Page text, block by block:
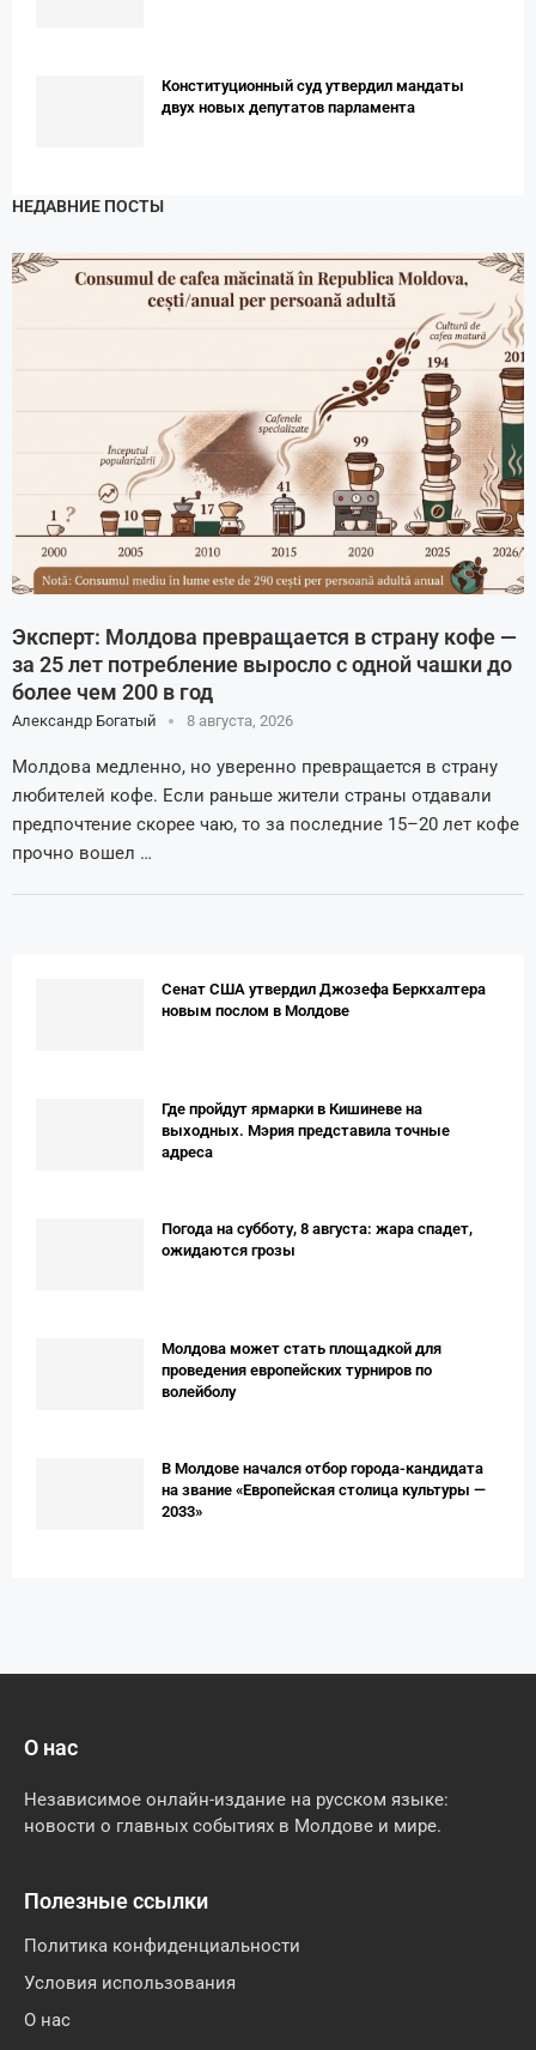
Конституционный суд утвердил мандаты
двух новых депутатов парламента
НЕДАВНИЕ ПОСТЫ
Эксперт: Молдова превращается в страну кофе —
за 25 лет потребление выросло с одной чашки до
более чем 200 в год
Александр Богатый 8 августа, 2026
Молдова медленно, но уверенно превращается в страну
любителей кофе. Если раньше жители страны отдавали
предпочтение скорее чаю, то за последние 15–20 лет кофе
прочно вошел …
Сенат США утвердил Джозефа Беркхалтера
новым послом в Молдове
Где пройдут ярмарки в Кишиневе на
выходных. Мэрия представила точные
адреса
Погода на субботу, 8 августа: жара спадет,
ожидаются грозы
Молдова может стать площадкой для
проведения европейских турниров по
волейболу
В Молдове начался отбор города-кандидата
на звание «Европейская столица культуры —
2033»
О нас
Независимое онлайн-издание на русском языке:
новости о главных событиях в Молдове и мире.
Полезные ссылки
Политика конфиденциальности
Условия использования
О нас